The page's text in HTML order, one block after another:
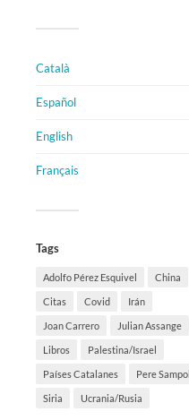
Català
Español
English
Français
Tags
Adolfo Pérez Esquivel China
Citas Covid Irán
Joan Carrero Julian Assange
Libros Palestina/Israel
Países Catalanes Pere Sampol
Siria Ucrania/Rusia